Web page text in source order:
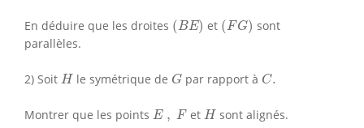
En déduire que les droites (BE)
(BE) et (FG)
(FG)
sont
parallèles.
2) Soit H
Hle symétrique de G
Gpar rapport à C.
C.
Montrer que les points E , F
E, et H
Hsont alignés.